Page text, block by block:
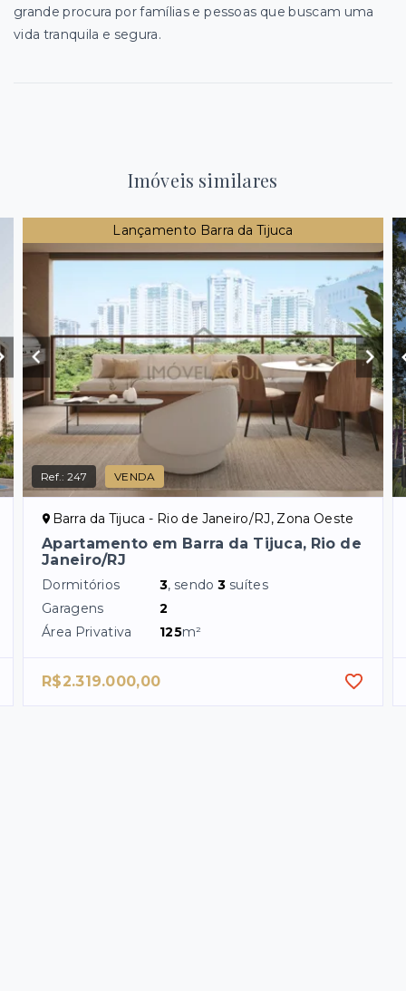
grande procura por famílias e pessoas que buscam uma
vida tranquila e segura.
Imóveis similares
Lançamento Barra da Tijuca
Ref.:247 VENDA
Barra da Tijuca - Rio de Janeiro/RJ, Zona Oeste
Apartamento em Barra da Tijuca, Rio de
Janeiro/RJ
Dormitórios 3, sendo3 suítes
Garagens
2
Área Privativa
125m²
R$2.319.000,00